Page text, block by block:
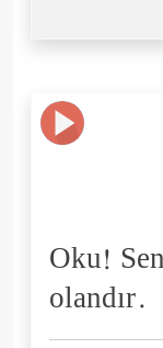
Oku!
olandır.